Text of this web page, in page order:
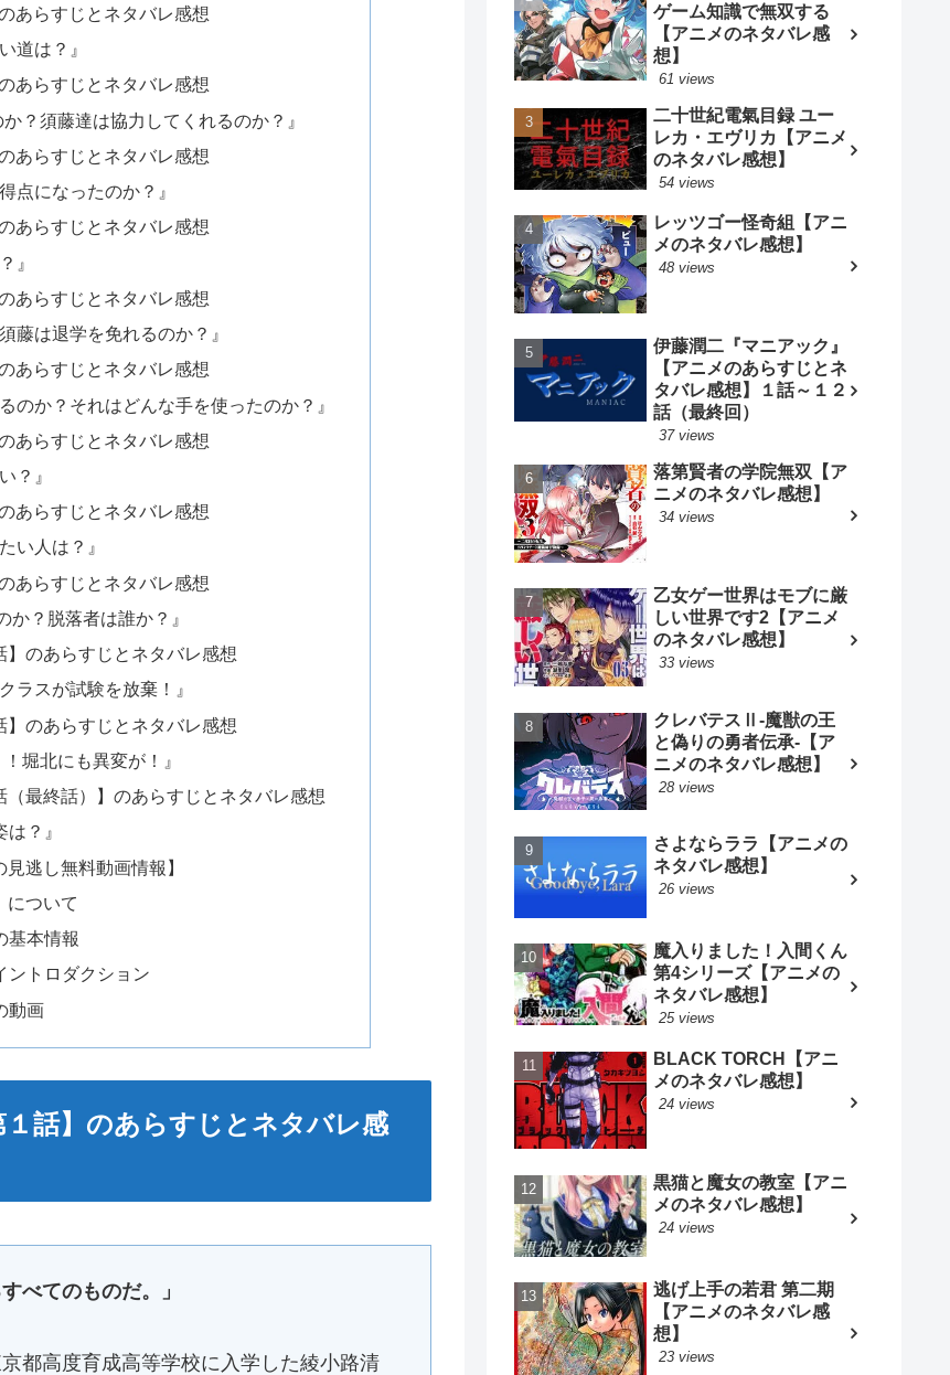
あらすじとネタバレ感想
道は？』
あらすじとネタバレ感想
？須藤達は協力してくれるのか？』
あらすじとネタバレ感想
点になったのか？』
あらすじとネタバレ感想
』
あらすじとネタバレ感想
藤は退学を免れるのか？』
あらすじとネタバレ感想
のか？それはどんな手を使ったのか？』
あらすじとネタバレ感想
？』
あらすじとネタバレ感想
い人は？』
あらすじとネタバレ感想
か？脱落者は誰か？』
のあらすじとネタバレ感想
ラスが試験を放棄！』
のあらすじとネタバレ感想
堀北にも異変が！』
最終話）】のあらすじとネタバレ感想
？』
逃し無料動画情報】
について
基本情報
ントロダクション
動画
話】のあらすじとネタバレ感
べてのものだ。」
都高度育成高等学校に入学した綾小路清
ゲーム知識で無双する
【アニメのネタバレ感
想】
61 views
二十世紀電氣目録 ユー
レカ・エヴリカ【アニメ
のネタバレ感想】
54 views
レッツゴー怪奇組【アニ
メのネタバレ感想】
48 views
伊藤潤二『マニアック』
【アニメのあらすじとネ
タバレ感想】１話～１２
話（最終回）
37 views
落第賢者の学院無双【ア
ニメのネタバレ感想】
34 views
乙女ゲー世界はモブに厳
しい世界です2【アニメ
のネタバレ感想】
33 views
クレバテスⅡ-魔獣の王
と偽りの勇者伝承-【ア
ニメのネタバレ感想】
28 views
さよならララ【アニメの
ネタバレ感想】
26 views
魔入りました！入間くん
第4シリーズ【アニメの
ネタバレ感想】
25 views
BLACK TORCH【アニ
メのネタバレ感想】
24 views
黒猫と魔女の教室【アニ
メのネタバレ感想】
24 views
逃げ上手の若君 第二期
【アニメのネタバレ感
想】
23 views